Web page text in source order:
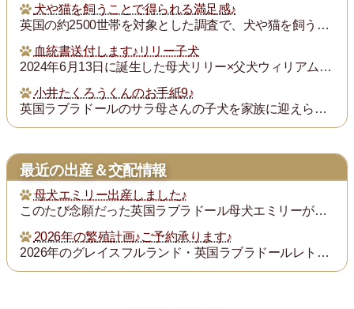
犬や猫を飼うことで得られる満足感♪
英国の約2500世帯を対象とした調査で、犬や猫を飼うことで得られる満足度は、年収が7万ポンド（約1300万円）増えるのと同じとされたそうです。犬猫を飼っている人...
血統書送付します♪リリー子犬
2024年6月13日に誕生した母犬リリー×父犬ウィリアム子犬のの血統書を飼い主の皆様にお送りいたします。
小井たくろうくんのお手紙9♪
英国ラブラドールのサラ母さんの子犬を家族に迎えられた三重県の小井様は、子犬を「たくろう」と名付け楽しく暮らしておられます。このたび小井様からお写真とお手紙をいた...
最近の出産＆交配情報
母犬エミリー出産しました♪
このたび念願だった英国ラブラドール母犬エミリーが2025年12月26日に出産しました。母犬エミリー×父犬ウィリアムは両親共に英国血統を受け継ぐ本場英国ラブドール...
2026年の繁殖計画♪ご予約承ります♪
2026年のグレイスフルランド・英国ラブラドールレトリバーの繁殖計画をご紹介いたします。ご希望の子犬を家族としてお引き取りになりたい方は、事前のご予約をお勧めし...